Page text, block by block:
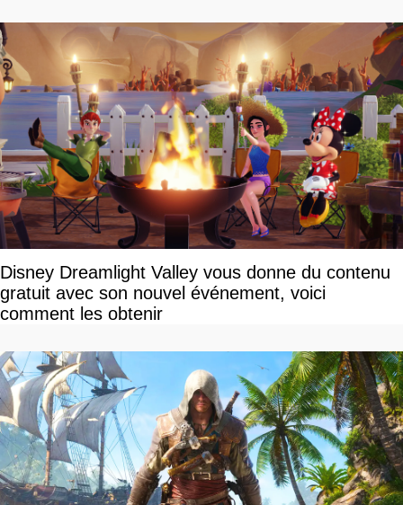
Disney Dreamlight Valley vous donne du contenu
gratuit avec son nouvel événement, voici
comment les obtenir